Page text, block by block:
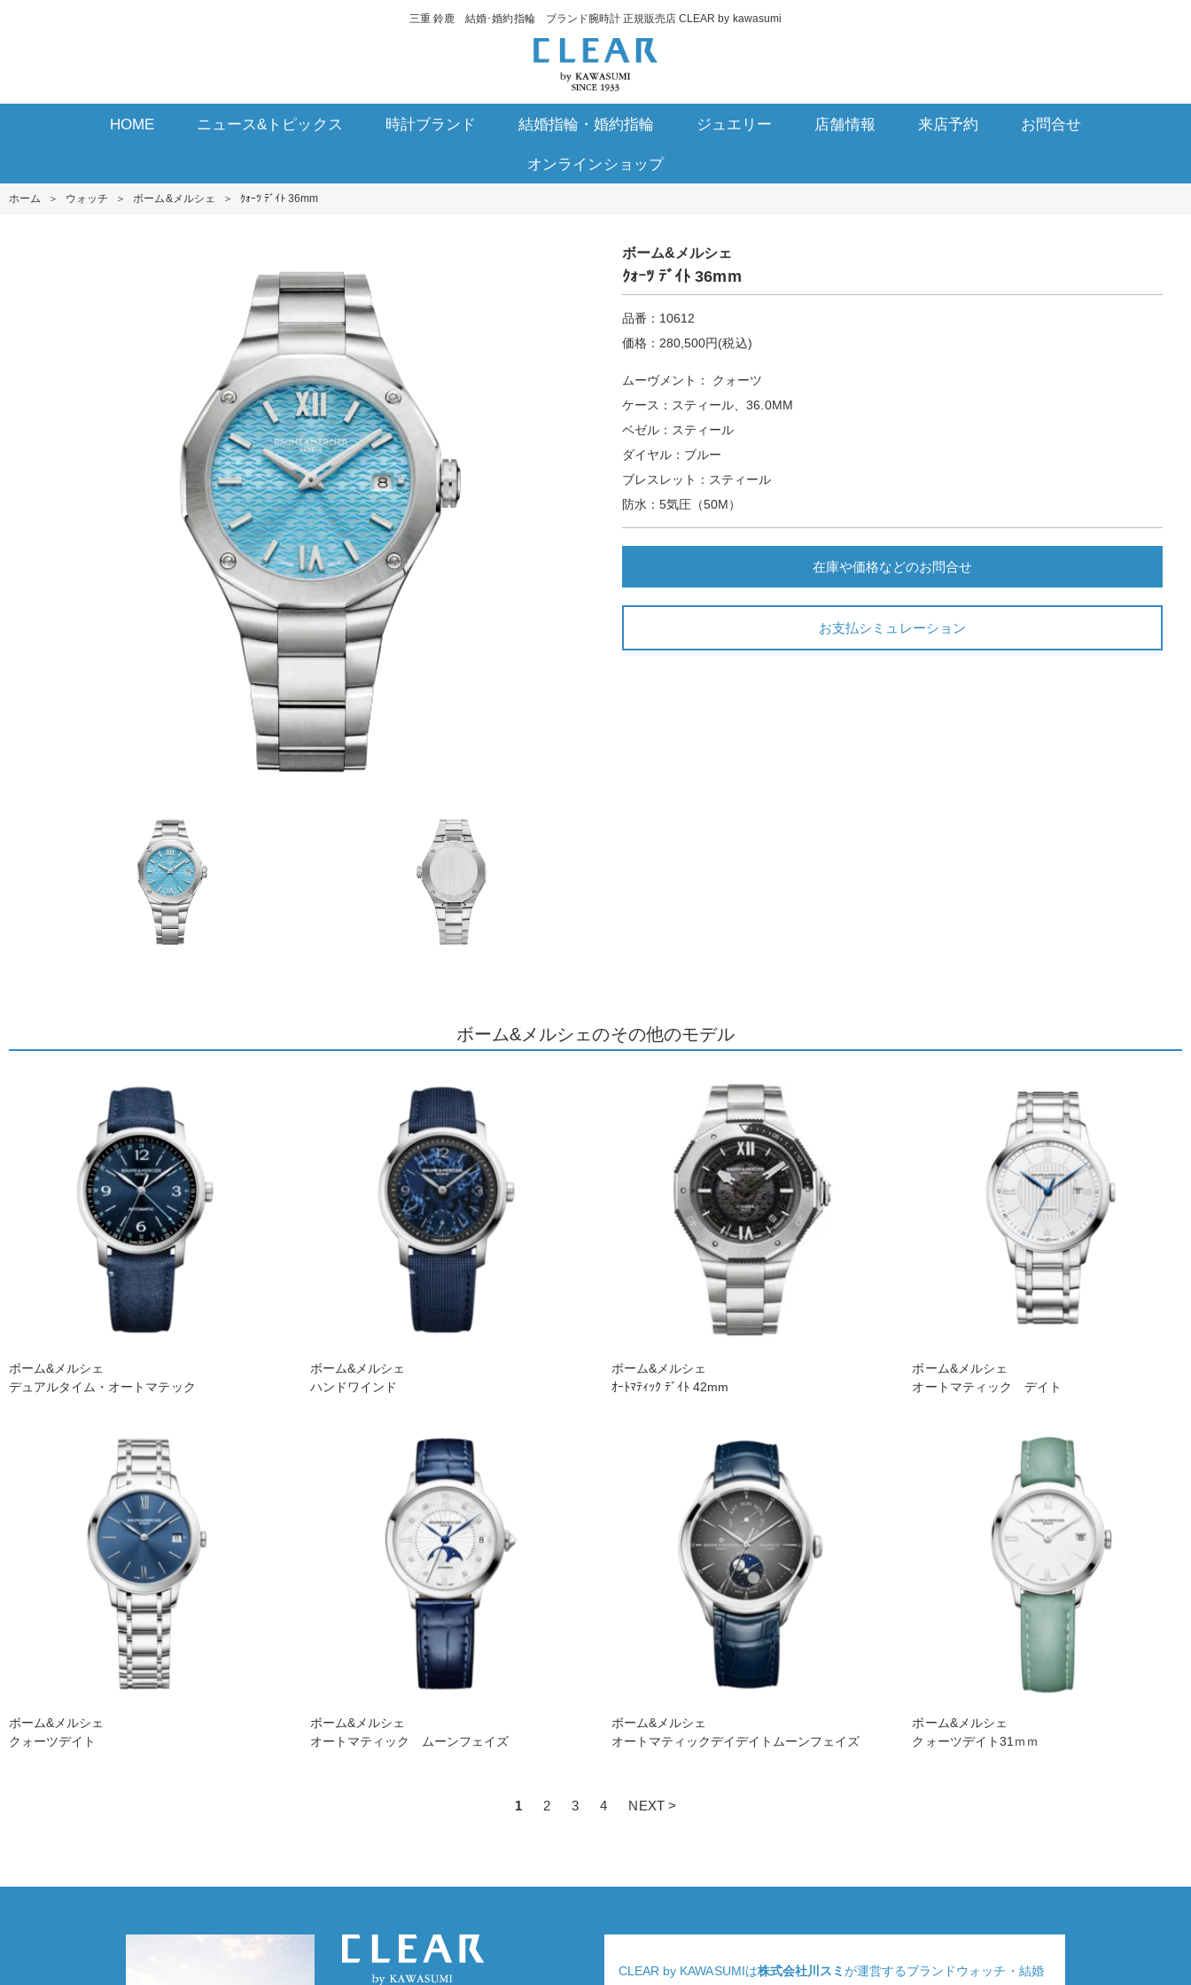
三重 鈴鹿 結婚･婚約指輪 ブランド腕時計 正規販売店 CLEAR by kawasumi
HOME ニュース&トピックス 時計ブランド 結婚指輪・婚約指輪 ジュエリー 店舗情報 来店予約 お問合せ
オンラインショップ
ホーム ＞ ウォッチ ＞ ボーム&メルシェ ＞ ｸｫｰﾂ ﾃﾞｲﾄ 36mm
ボーム&メルシェ
ｸｫｰﾂ ﾃﾞｲﾄ 36mm
品番：10612
価格：280,500円(税込)
ムーヴメント： クォーツ
ケース：スティール、36.0MM
ベゼル：スティール
ダイヤル：ブルー
ブレスレット：スティール
防水：5気圧（50M）
在庫や価格などのお問合せ
お支払シミュレーション
ボーム&メルシェのその他のモデル
ボーム&メルシェ
デュアルタイム・オートマテック
ボーム&メルシェ
ハンドワインド
ボーム&メルシェ
ｵｰﾄﾏﾃｨｯｸ ﾃﾞｲﾄ 42mm
ボーム&メルシェ
オートマティック デイト
ボーム&メルシェ
クォーツデイト
ボーム&メルシェ
オートマティック ムーンフェイズ
ボーム&メルシェ
オートマティックデイデイトムーンフェイズ
ボーム&メルシェ
クォーツデイト31ｍｍ
1 2 3 4 NEXT >
CLEAR by KAWASUMIは株式会社川スミが運営するブランドウォッチ・結婚